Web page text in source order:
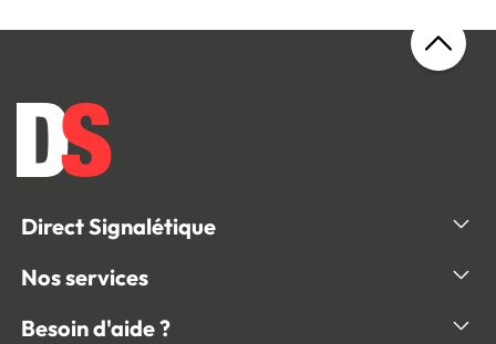
Direct Signalétique
Nos services
Besoin d'aide ?